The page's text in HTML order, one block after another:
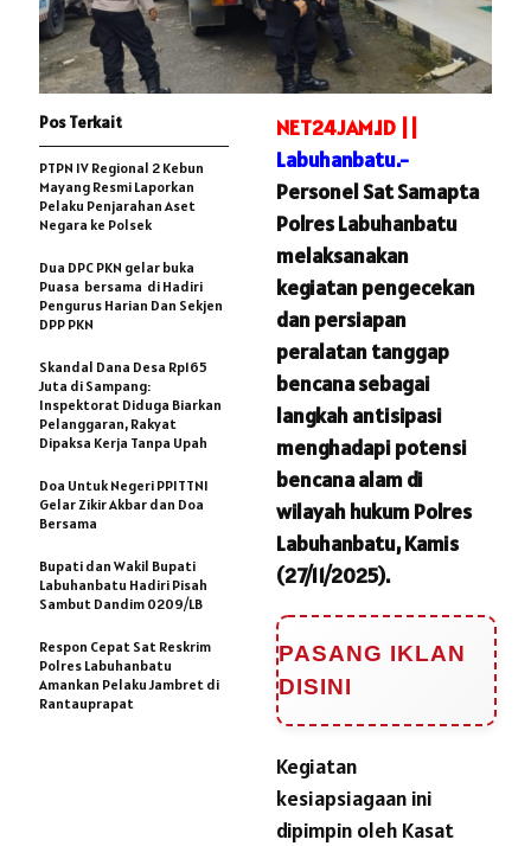
NET24JAM.ID ||
Labuhanbatu.-
Personel Sat Samapta
Polres Labuhanbatu
melaksanakan
kegiatan pengecekan
dan persiapan
peralatan tanggap
bencana sebagai
langkah antisipasi
menghadapi potensi
bencana alam di
wilayah hukum Polres
Labuhanbatu, Kamis
(27/11/2025).
PASANG IKLAN
DISINI
Kegiatan
kesiapsiagaan ini
dipimpin oleh Kasat
Pos Terkait
PTPN IV Regional 2 Kebun
Mayang Resmi Laporkan
Pelaku Penjarahan Aset
Negara ke Polsek
Dua DPC PKN gelar buka
Puasa bersama di Hadiri
Pengurus Harian Dan Sekjen
DPP PKN
Skandal Dana Desa Rp165
Juta di Sampang:
Inspektorat Diduga Biarkan
Pelanggaran, Rakyat
Dipaksa Kerja Tanpa Upah
Doa Untuk Negeri PPITTNI
Gelar Zikir Akbar dan Doa
Bersama
Bupati dan Wakil Bupati
Labuhanbatu Hadiri Pisah
Sambut Dandim 0209/LB
Respon Cepat Sat Reskrim
Polres Labuhanbatu
Amankan Pelaku Jambret di
Rantauprapat